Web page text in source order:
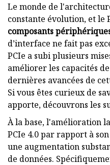
Le monde de
constante évolution, et le
composants
d’interface ne fait pas
PCIe a subi plusieurs
améliorer les capacités
dernières avancées de
Si vous êtes curieux de
apporte, découvrons les
À la base, l'amélioration
PCIe 4.0 par rapport à
une augmentation
de données.